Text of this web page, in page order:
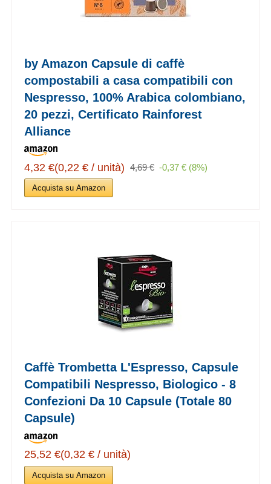
by Amazon Capsule di caffè
compostabili a casa compatibili con
Nespresso, 100% Arabica colombiano,
20 pezzi, Certificato Rainforest
Alliance
4,32 €(0,22 € / unità) 4,69 € -0,37 € (8%)
Acquista su Amazon
Caffè Trombetta L'Espresso, Capsule
Compatibili Nespresso, Biologico - 8
Confezioni Da 10 Capsule (Totale 80
Capsule)
25,52 €(0,32 € / unità)
Acquista su Amazon